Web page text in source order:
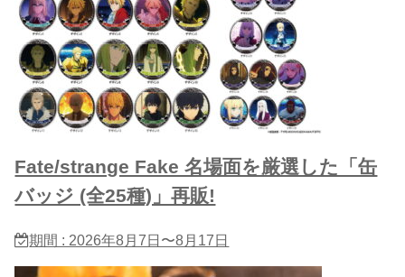
Fate/strange Fake 名場面を厳選した「缶
バッジ (全25種)」再販!
期間 : 2026年8月7日〜8月17日